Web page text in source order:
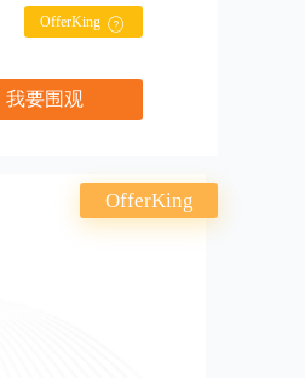
OfferKing
我要围观
OfferKing